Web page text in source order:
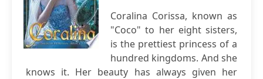
Coralina Corissa, known as
"Coco" to her eight sisters,
is the prettiest princess of a
hundred kingdoms. And she
knows it. Her beauty has always given her